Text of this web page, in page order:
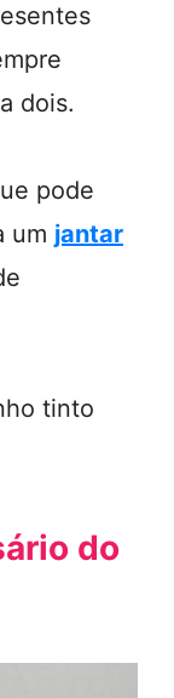
dois.
pode
um jantar
tinto
do